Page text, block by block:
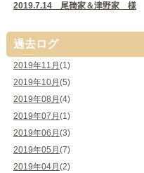
2019.7.14 尾𥔎家＆津野家 様
過去ログ
2019年11月 (1)
2019年10月 (5)
2019年08月 (4)
2019年07月 (1)
2019年06月 (3)
2019年05月 (7)
2019年04月 (2)